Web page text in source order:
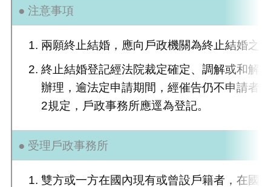
● 注意事項
兩願終止結婚，應向戶政機關為終止結婚之
終止結婚登記經法院裁定確定、調解或和解
辦理，逾法定申請期間，經催告仍不申請者
2規定，戶政事務所應逕為登記。
● 受理戶政事務所
雙方或一方在國內現有或曾設戶籍者，在國